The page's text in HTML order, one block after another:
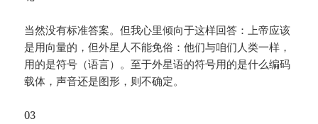
当然没有标准答案。但我心里倾向于这样回答：上帝应该
是用向量的，但外星人不能免俗：他们与咱们人类一样，
用的是符号（语言）。至于外星语的符号用的是什么编码
载体，声音还是图形，则不确定。
03